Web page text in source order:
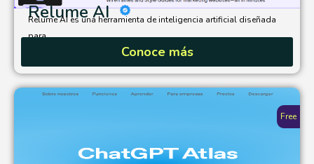
Relume AI
Relume AI es una herramienta de inteligencia artificial diseñada
para...
Conoce más
Free